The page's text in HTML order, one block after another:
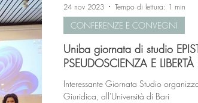
Uniba giornata di studio
PSEUDOSCIENZA E
Interessante Giornata Studio
Giuridica, all'Università di Bari
CONFERENZE E CONVEGNI
24 nov 2023 Tempo di lettura: 1 min